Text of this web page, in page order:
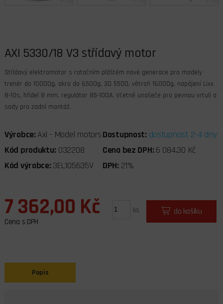
AXI 5330/18 V3 střídavý motor
Střídavý elektromotor s rotačním pláštěm nové generace pro modely
trenér do 10000g, akro do 6500g, 3D 5500, větroň 16000g, napájení Lixx
8-10s, hřídel 8 mm, regulátor 85-100A. Včetně unašeče pro pevnou vrtuli a
sady pro zadní montáž.
Výrobce: Axi - Model motorsDostupnost: dostupnost 2-4 dny
Kód produktu: 032208 Cena bez DPH: 6 084,30 Kč
Kód výrobce: 3EL105635V DPH: 21%
7 362,00 Kč
Cena s DPH
ks do košíku
Popis